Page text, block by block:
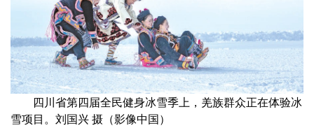
四川省第四届全民健身冰雪季上，羌族群众正在体验冰
雪项目。刘国兴 摄（影像中国）